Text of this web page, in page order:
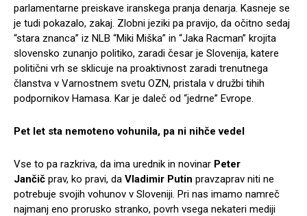
parlamentarne preiskave iranskega pranja denarja. Kasneje se
je tudi pokazalo, zakaj. Zlobni jeziki pa pravijo, da očitno sedaj
“stara znanca” iz NLB “Miki Miška” in “Jaka Racman” krojita
slovensko zunanjo politiko, zaradi česar je Slovenija, katere
politični vrh se sklicuje na proaktivnost zaradi trenutnega
članstva v Varnostnem svetu OZN, pristala v družbi tihih
podpornikov Hamasa. Kar je daleč od “jedrne” Evrope.
Pet let sta nemoteno vohunila, pa ni nihče vedel
Vse to pa razkriva, da ima urednik in novinar Peter
Jančič prav, ko pravi, da Vladimir Putin pravzaprav niti ne
potrebuje svojih vohunov v Sloveniji. Pri nas imamo namreč
najmanj eno prorusko stranko, povrh vsega nekateri mediji